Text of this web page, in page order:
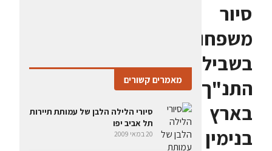
סיור
משפחות
בשבילי
התנ"ך
בארץ
בנימין
מאמרים קשורים
סיורי הלילה הלבן של עמותת תיירות
תל אביב יפו
20 במאי 2009